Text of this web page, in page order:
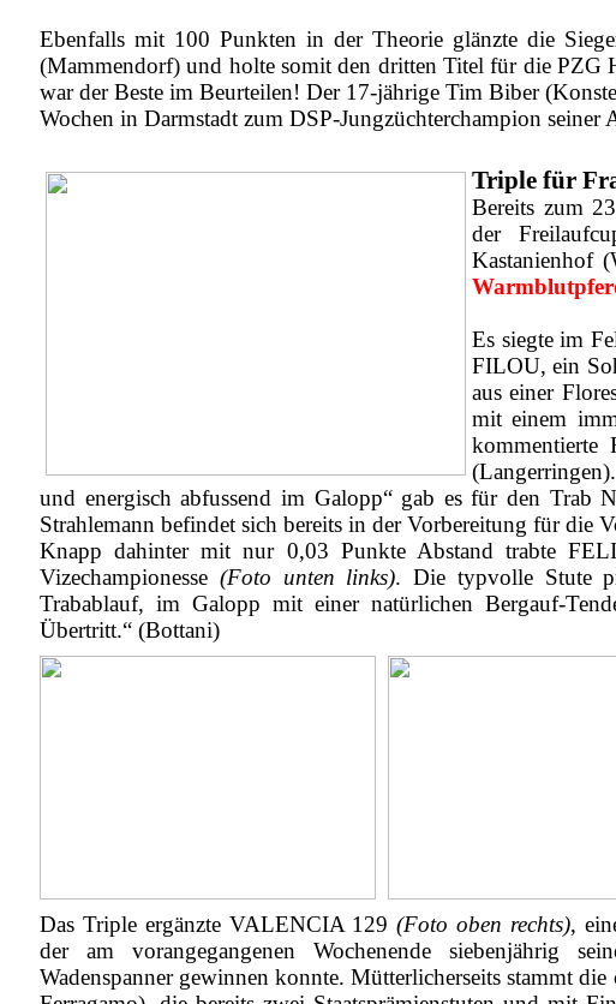
Ebenfalls mit 100 Punkten in der Theorie glänzte die
(Mammendorf) und holte somit den dritten Titel für die PZG
war der Beste im Beurteilen! Der 17-jährige Tim Biber
Wochen in Darmstadt zum DSP-Jungzüchterchampion seiner
Triple für
Bereits zum
der
Kastanienhof
Es siegte im
FILOU, ein
aus einer
mit einem
kommentierte
und energisch abfussend im Galopp“ gab es für den
Strahlemann befindet sich bereits in der Vorbereitung für die
Knapp dahinter mit nur 0,03 Punkte Abstand trabte
Vizechampionesse (Foto unten links). Die typvolle Stute
Trabablauf, im Galopp mit einer natürlichen Bergauf-
Übertritt.“ (Bottani)
Das Triple ergänzte VALENCIA 129(Foto oben rechts),
der am vorangegangenen Wochenende siebenjährig
Wadenspanner gewinnen konnte. Mütterlicherseits stammt